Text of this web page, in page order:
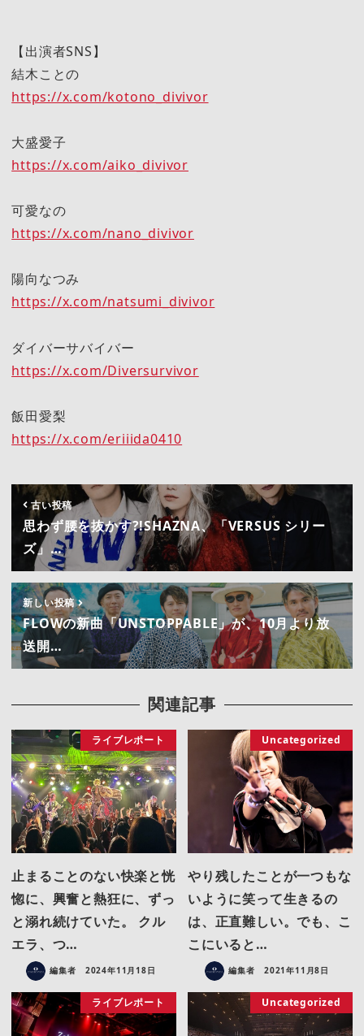
【出演者SNS】
結木ことの
https://x.com/kotono_divivor
大盛愛子
https://x.com/aiko_divivor
可愛なの
https://x.com/nano_divivor
陽向なつみ
https://x.com/natsumi_divivor
ダイバーサバイバー
https://x.com/Diversurvivor
飯田愛梨
https://x.com/eriiida0410
古い投稿
思わず腰を抜かす?!SHAZNA、「VERSUS シリー
ズ」…
新しい投稿
FLOWの新曲「UNSTOPPABLE」が、10月より放
送開…
関連記事
ライブレポート
止まることのない快楽と恍
惚に、興奮と熱狂に、ずっ
と溺れ続けていた。 クル
エラ、つ…
編集者 2024年11月18日
Uncategorized
やり残したことが一つもな
いように笑って生きるの
は、正直難しい。でも、こ
こにいると…
編集者 2021年11月8日
ライブレポート Uncategorized